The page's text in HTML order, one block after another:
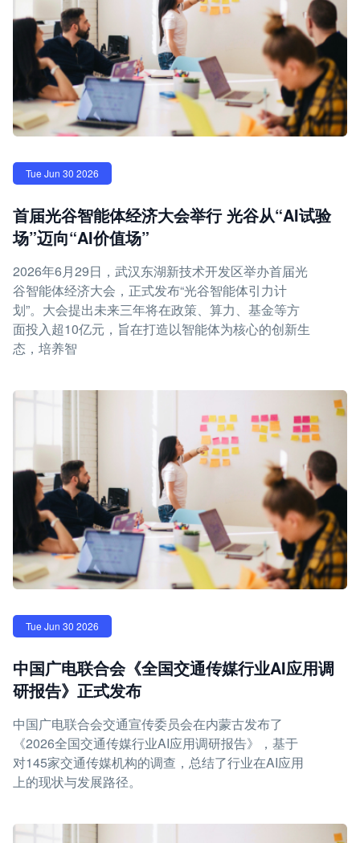
Tue Jun 30 2026
首届光谷智能体经济大会举行 光谷从“AI试验
场”迈向“AI价值场”
2026年6月29日，武汉东湖新技术开发区举办首届光
谷智能体经济大会，正式发布“光谷智能体引力计
划”。大会提出未来三年将在政策、算力、基金等方
面投入超10亿元，旨在打造以智能体为核心的创新生
态，培养智
Tue Jun 30 2026
中国广电联合会《全国交通传媒行业AI应用调
研报告》正式发布
中国广电联合会交通宣传委员会在内蒙古发布了
《2026全国交通传媒行业AI应用调研报告》，基于
对145家交通传媒机构的调查，总结了行业在AI应用
上的现状与发展路径。